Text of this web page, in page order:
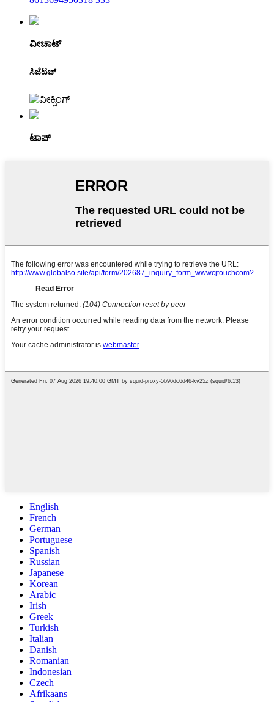
ವೀಚಾಟ್
ಸಿಜೆಟಚ್
ಟಾಪ್
English
French
German
Portuguese
Spanish
Russian
Japanese
Korean
Arabic
Irish
Greek
Turkish
Italian
Danish
Romanian
Indonesian
Czech
Afrikaans